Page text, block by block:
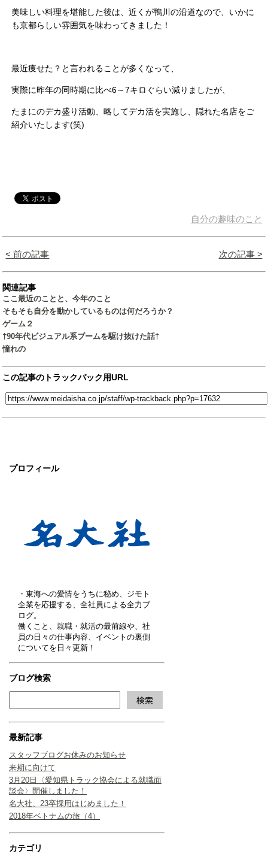
プロフィール
・東海への愛情をうちに秘め、ジモト
企業を応援する、全社員による全力ブ
ログ。
働くこと、就職・就活の最前線や、社
員の日々の仕事内容、イベントの裏側
についてを日々更新！
ブログ検索
最新記事
スタッフブログお休みのお知らせ
来期に向けて
3月20日〈愛知県トラック協会による就職面
談会〉開催しました！
名大社、23卒採用はじめました！
2018年ベトナムの旅（4）
カテゴリ
美味しい料理を堪能した後は、近くが鴨川の沿道なので、いかに
も京都らしい雰囲気を味わってきました！
最近痩せた？と言われることが多くなって、
実際に昨年の同時期に比べ6～7キロぐらい減りましたが、
たまにのデカ盛り活動、略してデカ活を実施し、隠れた名店をご
紹介いたします(笑)
自分の趣味のこと
< 前の記事 次の記事 >
関連記事
ここ最近のことと、今年のこと
そもそも自分を動かしているものは何だろうか？
ゲーム２
†90年代ビジュアル系ブームを駆け抜けた話†
憧れの
この記事のトラックバック用URL